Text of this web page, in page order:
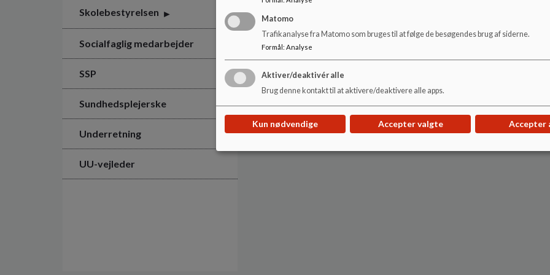
Skolebestyrelsen
Socialfaglig medarbejder
SSP
Sundhedsplejerske
Underretning
UU-vejleder
Matomo
Trafikanalyse fra Matomo som bruges til at følge de besøgendes brug af siderne.
Formål: Analyse
Aktiver/deaktivér alle
Brug denne kontakt til at aktivere/deaktivere alle apps.
Kun nødvendige Accepter valgte Accepter